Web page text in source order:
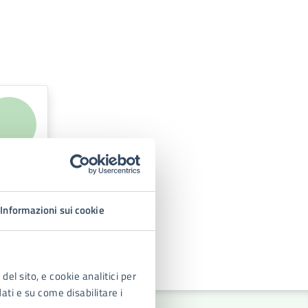
Informazioni sui cookie
sito, e cookie analitici per
e su come disabilitare i